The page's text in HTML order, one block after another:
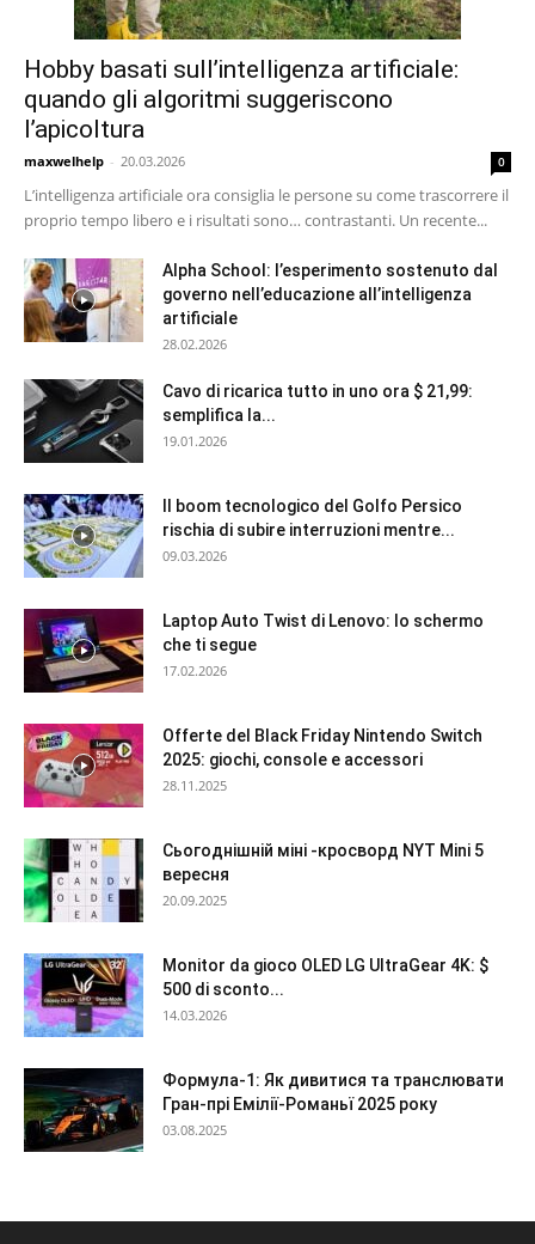
Hobby basati sull’intelligenza artificiale:
quando gli algoritmi suggeriscono
l’apicoltura
maxwelhelp - 20.03.2026 0
L’intelligenza artificiale ora consiglia le persone su come trascorrere il
proprio tempo libero e i risultati sono… contrastanti. Un recente...
Alpha School: l’esperimento sostenuto dal
governo nell’educazione all’intelligenza
artificiale
28.02.2026
Cavo di ricarica tutto in uno ora $ 21,99:
semplifica la...
19.01.2026
Il boom tecnologico del Golfo Persico
rischia di subire interruzioni mentre...
09.03.2026
Laptop Auto Twist di Lenovo: lo schermo
che ti segue
17.02.2026
Offerte del Black Friday Nintendo Switch
2025: giochi, console e accessori
28.11.2025
Сьогоднішній міні -кросворд NYT Mini 5
вересня
20.09.2025
Monitor da gioco OLED LG UltraGear 4K: $
500 di sconto...
14.03.2026
Формула-1: Як дивитися та транслювати
Гран-прі Емілії-Романьї 2025 року
03.08.2025